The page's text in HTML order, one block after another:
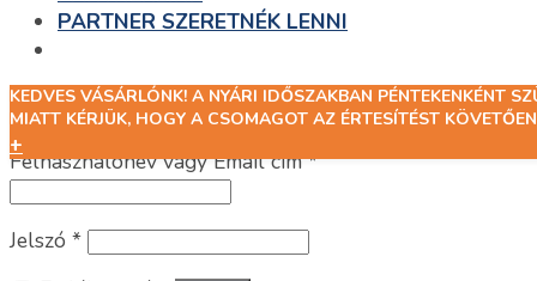
PARTNER SZERETNÉK LENNI
KEDVES VÁSÁRLÓNK! A NYÁRI IDŐSZAKBAN PÉNTEKENKÉNT
MIATT KÉRJÜK, HOGY A CSOMAGOT AZ ÉRTESÍTÉST
+
Belépés
Felhasználónév vagy Email cím*
Jelszó *